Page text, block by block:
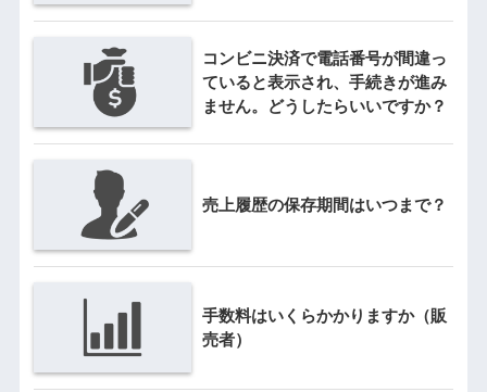
コンビニ決済で電話番号が間違っ
ていると表示され、手続きが進み
ません。どうしたらいいですか？
売上履歴の保存期間はいつまで？
手数料はいくらかかりますか（販
売者）